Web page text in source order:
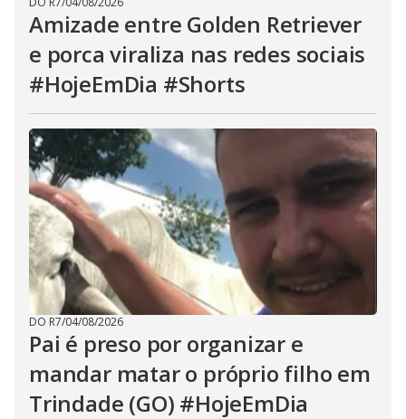
Amizade entre Golden Retriever
e porca viraliza nas redes sociais
#HojeEmDia #Shorts
DO R7/04/08/2026
Pai é preso por organizar e
mandar matar o próprio filho em
Trindade (GO) #HojeEmDia